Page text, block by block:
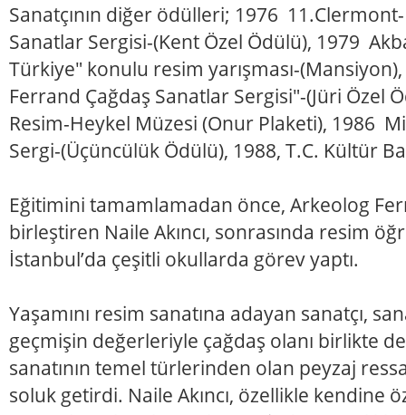
Sanatçının diğer ödülleri; 1976
Sanatlar Sergisi-(Kent Özel Ödülü), 1979
Türkiye" konulu resim yarışması-
Ferrand Çağdaş Sanatlar Sergisi"-(Jüri Özel
Resim-Heykel Müzesi (Onur Plaketi), 1986
Sergi-(Üçüncülük Ödülü), 1988, T.C. Kültür
Eğitimini tamamlamadan önce, Arkeolog
birleştiren Naile Akıncı, sonrasında resim
İstanbul’da çeşitli okullarda görev yaptı.
Yaşamını resim sanatına adayan sanatçı,
geçmişin değerleriyle çağdaş olanı birlikte
sanatının temel türlerinden olan peyzaj
soluk getirdi. Naile Akıncı, özellikle kendine